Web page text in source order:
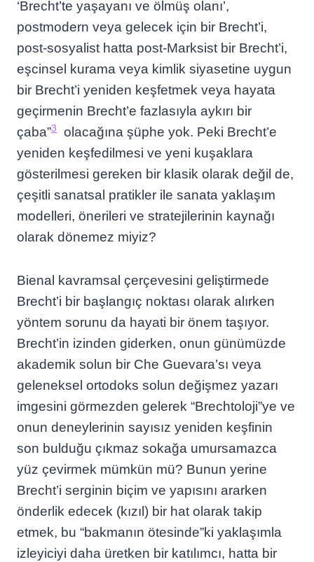
‘Brecht’te yaşayanı ve ölmüş olanı’,
postmodern veya gelecek için bir Brecht’i,
post-sosyalist hatta post-Marksist bir Brecht’i,
eşcinsel kurama veya kimlik siyasetine uygun
bir Brecht’i yeniden keşfetmek veya hayata
geçirmenin Brecht’e fazlasıyla aykırı bir
çaba”3
olacağına şüphe yok. Peki Brecht’e
yeniden keşfedilmesi ve yeni kuşaklara
gösterilmesi gereken bir klasik olarak değil de,
çeşitli sanatsal pratikler ile sanata yaklaşım
modelleri, önerileri ve stratejilerinin kaynağı
olarak dönemez miyiz?
Bienal kavramsal çerçevesini geliştirmede
Brecht’i bir başlangıç noktası olarak alırken
yöntem sorunu da hayati bir önem taşıyor.
Brecht’in izinden giderken, onun günümüzde
akademik solun bir Che Guevara’sı veya
geleneksel ortodoks solun değişmez yazarı
imgesini görmezden gelerek “Brechtoloji”ye ve
onun deneylerinin sayısız yeniden keşfinin
son bulduğu çıkmaz sokağa umursamazca
yüz çevirmek mümkün mü? Bunun yerine
Brecht’i serginin biçim ve yapısını ararken
önderlik edecek (kızıl) bir hat olarak takip
etmek, bu “bakmanın ötesinde”ki yaklaşımla
izleyiciyi daha üretken bir katılımcı, hatta bir